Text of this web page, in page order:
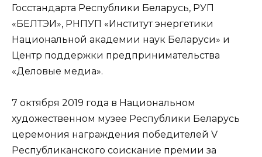
Госстандарта Республики Беларусь, РУП
«БЕЛТЭИ», РНПУП «Институт энергетики
Национальной академии наук Беларуси» и
Центр поддержки предпринимательства
«Деловые медиа».
7 октября 2019 года в Национальном
художественном музее Республики Беларусь
церемония награждения победителей V
Республиканского соискание премии за